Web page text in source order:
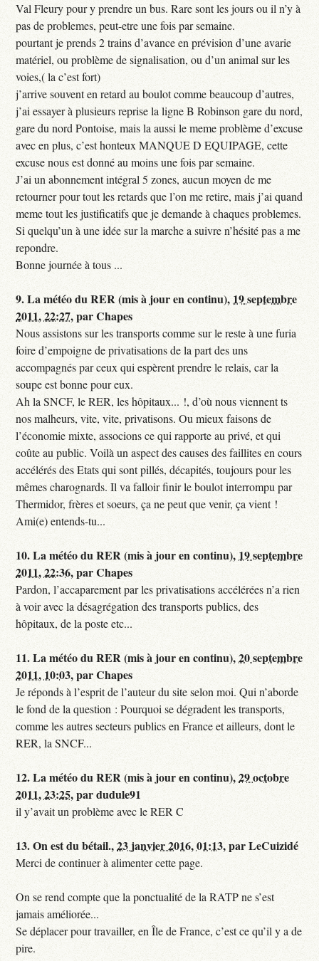
Val Fleury pour y prendre un bus. Rare sont les jours ou il n’y à
pas de problemes, peut-etre une fois par semaine.
pourtant je prends 2 trains d’avance en prévision d’une avarie
matériel, ou problème de signalisation, ou d’un animal sur les
voies,( la c’est fort)
j’arrive souvent en retard au boulot comme beaucoup d’autres,
j’ai essayer à plusieurs reprise la ligne B Robinson gare du nord,
gare du nord Pontoise, mais la aussi le meme problème d’excuse
avec en plus, c’est honteux MANQUE D EQUIPAGE, cette
excuse nous est donné au moins une fois par semaine.
J’ai un abonnement intégral 5 zones, aucun moyen de me
retourner pour tout les retards que l’on me retire, mais j’ai quand
meme tout les justificatifs que je demande à chaques problemes.
Si quelqu’un à une idée sur la marche a suivre n’hésité pas a me
repondre.
Bonne journée à tous ...
9.La météo du RER (mis à jour en continu), 19 septembre
2011, 22:27,parChapes
Nous assistons sur les transports comme sur le reste à une furia
foire d’empoigne de privatisations de la part des uns
accompagnés par ceux qui espèrent prendre le relais, car la
soupe est bonne pour eux.
Ah la SNCF, le RER, les hôpitaux... !, d’où nous viennent ts
nos malheurs, vite, vite, privatisons. Ou mieux faisons de
l’économie mixte, associons ce qui rapporte au privé, et qui
coûte au public. Voilà un aspect des causes des faillites en cours
accélérés des Etats qui sont pillés, décapités, toujours pour les
mêmes charognards. Il va falloir finir le boulot interrompu par
Thermidor, frères et soeurs, ça ne peut que venir, ça vient !
Ami(e) entends-tu...
10.La météo du RER (mis à jour en continu), 19 septembre
2011, 22:36,parChapes
Pardon, l’accaparement par les privatisations accélérées n’a rien
à voir avec la désagrégation des transports publics, des
hôpitaux, de la poste etc...
11.La météo du RER (mis à jour en continu),20 septembre
2011, 10:03,parChapes
Je réponds à l’esprit de l’auteur du site selon moi. Qui n’aborde
le fond de la question : Pourquoi se dégradent les transports,
comme les autres secteurs publics en France et ailleurs, dont le
RER, la SNCF...
12.La météo du RER (mis à jour en continu),29 octobre
2011, 23:25,pardudule91
il y’avait un problème avec le RER C
13.On est du bétail.,23 janvier 2016, 01:13,parLeCuizidé
Merci de continuer à alimenter cette page.
On se rend compte que la ponctualité de la RATP ne s’est
jamais améliorée...
Se déplacer pour travailler, en Île de France, c’est ce qu’il y a de
pire.